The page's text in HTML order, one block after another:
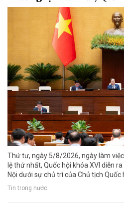
Thứ tư, ngày 5/8/2026, ngày làm
lệ thứ nhất, Quốc hội khóa XVI diễn
Nội dưới sự chủ trì của Chủ tịch Quốc
Tin trong nước